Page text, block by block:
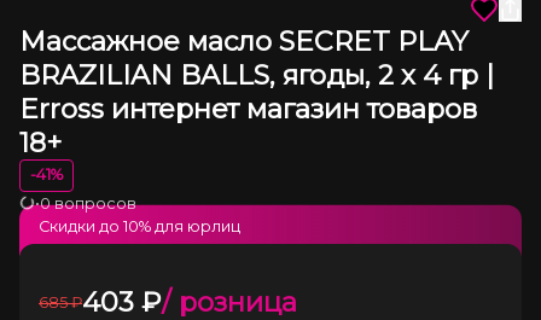
Массажное масло SECRET PLAY
BRAZILIAN BALLS, ягоды, 2 х 4 гр |
Erross интернет магазин товаров
18+
-41%
Загрузка
•0 вопросов
685 ₽403 ₽/ розница
Скидки до 10% для юрлиц